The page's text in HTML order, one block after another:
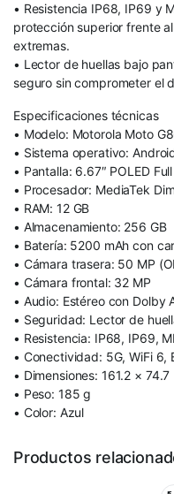
• Resistencia IP68, IP69 y
protección superior frente
extremas.
• Lector de huellas bajo
seguro sin comprometer el
Especificaciones técnicas
• Modelo: Motorola Moto
• Sistema operativo:
• Pantalla: 6.67″ POLED
• Procesador: MediaTek
• RAM: 12 GB
• Almacenamiento: 256 GB
• Batería: 5200 mAh con
• Cámara trasera: 50 MP
• Cámara frontal: 32 MP
• Audio: Estéreo con Dolby
• Seguridad: Lector de
• Resistencia: IP68, IP69,
• Conectividad: 5G, WiFi 6,
• Dimensiones: 161.2 × 74.7
• Peso: 185 g
• Color: Azul
Productos